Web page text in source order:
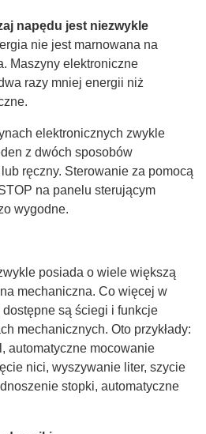
napędu jest niezwykle
nie jest marnowana na
Maszyny elektroniczne
razy mniej energii niż
elektronicznych zwykle
z dwóch sposobów
ręczny. Sterowanie za pomocą
na panelu sterującym
wygodne.
posiada o wiele większą
mechaniczna. Co więcej w
są ściegi i funkcje
mechanicznych. Oto przykłady:
automatyczne mocowanie
nici, wyszywanie liter, szycie
stopki, automatyczne